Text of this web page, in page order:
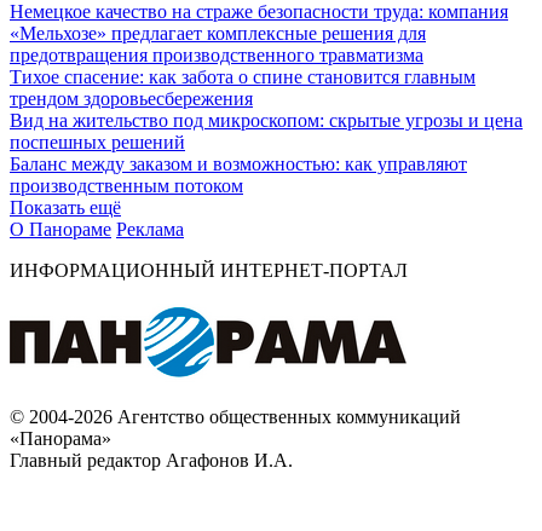
Немецкое качество на страже безопасности труда: компания
«Мельхозе» предлагает комплексные решения для
предотвращения производственного травматизма
Тихое спасение: как забота о спине становится главным
трендом здоровьесбережения
Вид на жительство под микроскопом: скрытые угрозы и цена
поспешных решений
Баланс между заказом и возможностью: как управляют
производственным потоком
Показать ещё
О Панораме Реклама
ИНФОРМАЦИОННЫЙ ИНТЕРНЕТ-ПОРТАЛ
© 2004-2026 Агентство общественных коммуникаций
«Панорама»
Главный редактор Агафонов И.А.